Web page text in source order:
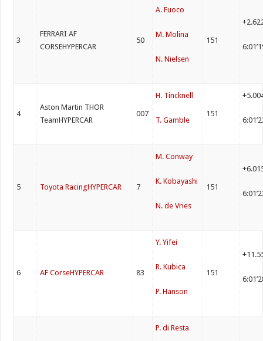
3
FERRARI AF
CORSEHYPERCAR
50
A. Fuoco
M. Molina
N. Nielsen
151
4
Aston Martin THOR
TeamHYPERCAR
007
H. Tincknell
T. Gamble
151
5 Toyota RacingHYPERCAR 7
M. Conway
K. Kobayashi
N. de Vries
151
6 AF CorseHYPERCAR 83
Y. Yifei
R. Kubica
P. Hanson
151
P. di Resta